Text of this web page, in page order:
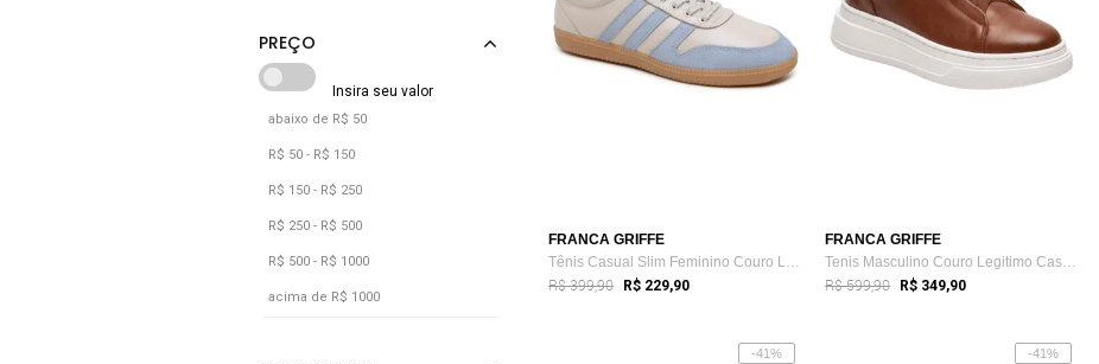
Dourado
Jeans
Marrom
Off-white
Onça
Prata
abaixo de R$ 50
R$ 50 - R$ 150
R$ 150 - R$ 250
R$ 250 - R$ 500
R$ 500 - R$ 1000
acima de R$ 1000
FRANCA GRIFFE
Tênis Casual Slim Feminino Couro Legítim...
R$ 399,90 R$ 229,90
FRANCA GRIFFE
Tenis Masculino Couro Legitimo Casual Urbano Luxo
R$ 599,90 R$ 349,90
-41% -41%